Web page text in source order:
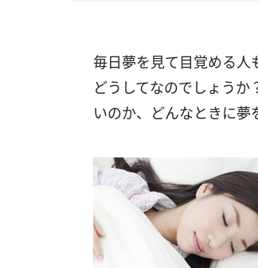
毎日夢を見て目覚める人
どうしてなのでしょう
いのか、どんなときに夢